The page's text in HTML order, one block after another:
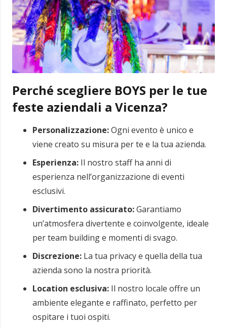
Perché scegliere BOYS per le tue
feste aziendali a Vicenza?
Personalizzazione:Ogni evento è unico e
viene creato su misura per te e la tua azienda.
Esperienza: Il nostro staff ha anni di
esperienza nell’organizzazione di eventi
esclusivi.
Divertimento assicurato:Garantiamo
un’atmosfera divertente e coinvolgente, ideale
per team building e momenti di svago.
Discrezione: La tua privacy e quella della tua
azienda sono la nostra priorità.
Location esclusiva: Il nostro locale offre un
ambiente elegante e raffinato, perfetto per
ospitare i tuoi ospiti.